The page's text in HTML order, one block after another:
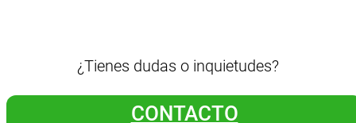
¿Tienes dudas o inquietudes?
CONTACTO